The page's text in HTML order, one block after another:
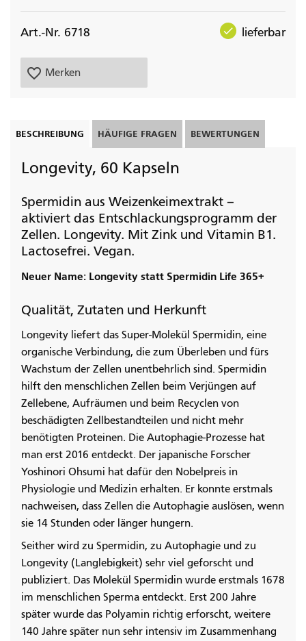
Art.-Nr. 6718 check lieferbar
favorite_border Merken
BESCHREIBUNG HÄUFIGE FRAGEN BEWERTUNGEN
Longevity, 60 Kapseln
Spermidin aus Weizenkeimextrakt –
aktiviert das Entschlackungsprogramm der
Zellen. Longevity. Mit Zink und Vitamin B1.
Lactosefrei. Vegan.
Neuer Name: Longevity statt Spermidin Life 365+
Qualität, Zutaten und Herkunft
Longevity liefert das Super-Molekül Spermidin, eine
organische Verbindung, die zum Überleben und fürs
Wachstum der Zellen unentbehrlich sind. Spermidin
hilft den menschlichen Zellen beim Verjüngen auf
Zellebene, Aufräumen und beim Recyclen von
beschädigten Zellbestandteilen und nicht mehr
benötigten Proteinen. Die Autophagie-Prozesse hat
man erst 2016 entdeckt. Der japanische Forscher
Yoshinori Ohsumi hat dafür den Nobelpreis in
Physiologie und Medizin erhalten. Er konnte erstmals
nachweisen, dass Zellen die Autophagie auslösen, wenn
sie 14 Stunden oder länger hungern.
Seither wird zu Spermidin, zu Autophagie und zu
Longevity (Langlebigkeit) sehr viel geforscht und
publiziert. Das Molekül Spermidin wurde erstmals 1678
im menschlichen Sperma entdeckt. Erst 200 Jahre
später wurde das Polyamin richtig erforscht, weitere
140 Jahre später nun sehr intensiv im Zusammenhang